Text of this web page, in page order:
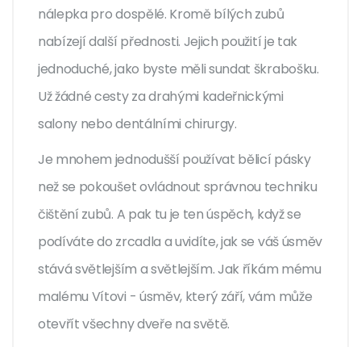
nálepka pro dospělé. Kromě bílých zubů
nabízejí další přednosti. Jejich použití je tak
jednoduché, jako byste měli sundat škrabošku.
Už žádné cesty za drahými kadeřnickými
salony nebo dentálními chirurgy.
Je mnohem jednodušší používat bělicí pásky
než se pokoušet ovládnout správnou techniku
čištění zubů. A pak tu je ten úspěch, když se
podíváte do zrcadla a uvidíte, jak se váš úsměv
stává světlejším a světlejším. Jak říkám mému
malému Vítovi - úsměv, který září, vám může
otevřít všechny dveře na světě.